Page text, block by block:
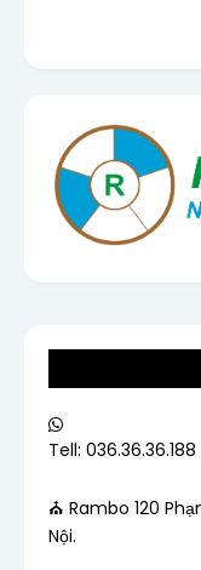
Tell: 036.36.36.188
⛪ Rambo 120
Nội.